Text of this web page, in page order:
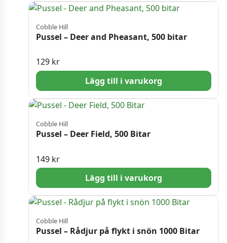
Cobble Hill
Pussel – Deer and Pheasant, 500 bitar
129 kr
Lägg till i varukorg
Cobble Hill
Pussel – Deer Field, 500 Bitar
149 kr
Lägg till i varukorg
Cobble Hill
Pussel – Rådjur på flykt i snön 1000 Bitar